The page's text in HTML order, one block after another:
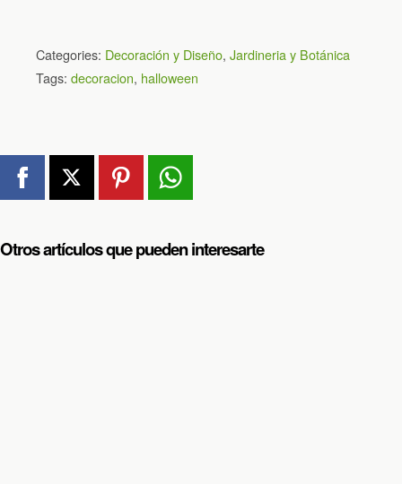
Categories: Decoración y Diseño, Jardineria y Botánica
Tags: decoracion, halloween
Otros artículos que pueden interesarte